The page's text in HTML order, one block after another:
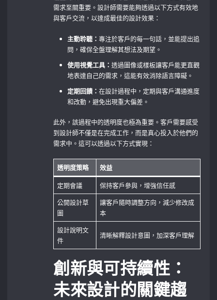
需求至關重要。設計師需要能夠透過以下方式有效地
與客戶交流，以達成最佳的設計效果：
主動聆聽：專注於客戶的每一句話，並能提出追
問，確保全盤理解其想法及期望。
使用視覺工具：透過圖像或樣板讓客戶能更直觀
地表達自己的需求，這能有效消除語言障礙。
定期回饋：在設計過程中，定期與客戶溝通進度
和改動，避免出現重大偏差。
此外，該過程中的透明度也極為重要。客戶需要感受
到設計師不僅是在完成工作，而是真心投入於他們的
需求中。這可以透過以下方式實現：
透明度策略 效益
定期會議
保持客戶參與，增強信任感
公開設計草
圖
讓客戶隨時調整方向，減少修改成
本
設計說明文
件
清晰解釋設計意圖，加深客戶理解
創新與可持續性：
未來設計的關鍵趨